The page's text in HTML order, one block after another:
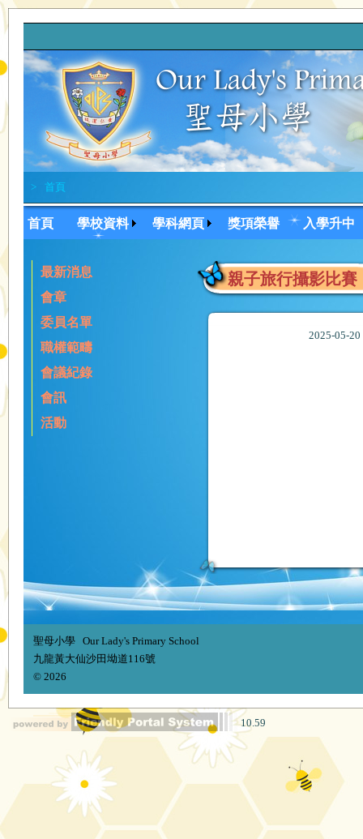
> 首頁
首頁 學校資料 學科網頁 獎項榮譽 入學升中
最新消息
會章
委員名單
職權範疇
會議紀錄
會訊
活動
親子旅行攝影比賽
2025-05-
聖母小學 Our Lady's Primary School
九龍黃大仙沙田坳道116號
© 2026
10.59